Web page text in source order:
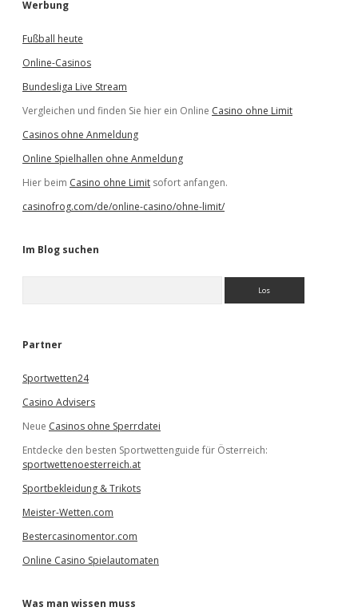
Werbung
Fußball heute
Online-Casinos
Bundesliga Live Stream
Vergleichen und finden Sie hier ein Online Casino ohne Limit
Casinos ohne Anmeldung
Online Spielhallen ohne Anmeldung
Hier beim Casino ohne Limit sofort anfangen.
casinofrog.com/de/online-casino/ohne-limit/
Im Blog suchen
e
Partner
Sportwetten24
Casino Advisers
Neue Casinos ohne Sperrdatei
Entdecke den besten Sportwettenguide für Österreich:
sportwettenoesterreich.at
Sportbekleidung & Trikots
Meister-Wetten.com
Bestercasinomentor.com
Online Casino Spielautomaten
Was man wissen muss